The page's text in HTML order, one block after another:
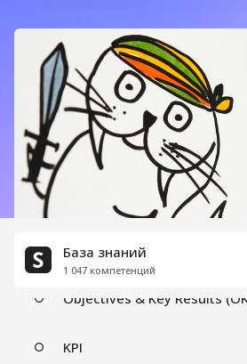
База знаний
1 047 компетенций
Scrum (Скрам)
Kanban (LeanKanban)
Agile (Аджайл)
Lean Six Sigma
УПРАВЛЕНИЕ ЦЕЛЯМИ И АНАЛИЗ
Objectives & Key Results
KPI